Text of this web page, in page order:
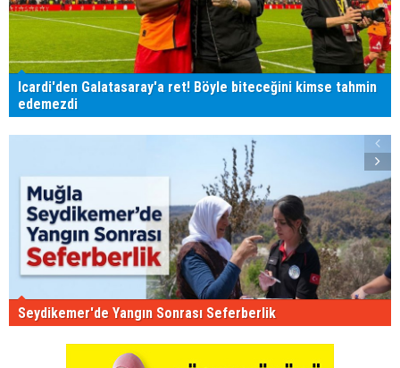
Icardi'den Galatasaray'a ret! Böyle biteceğini kimse tahmin
edemezdi
Seydikemer'de Yangın Sonrası Seferberlik